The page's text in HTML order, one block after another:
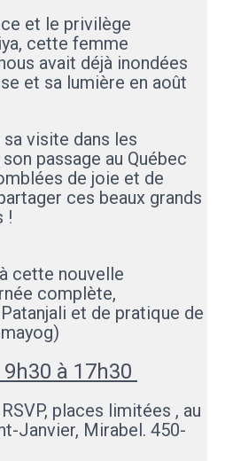
et le privilège
cette femme
avait déjà inondées
et sa lumière en août
visite dans les
passage au Québec
de joie et de
ces beaux grands
!
cette nouvelle
complète,
et de pratique de
à 17h30
places limitées , au
Janvier, Mirabel. 450-